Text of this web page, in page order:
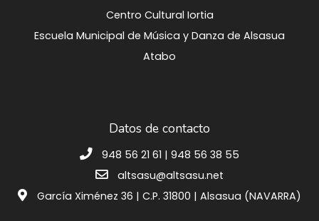
Centro Cultural Iortia
Escuela Municipal de Música y Danza de Alsasua
Atabo
Datos de contacto
948 56 21 61 | 948 56 38 55
altsasu@altsasu.net
García Ximénez 36 | C.P. 31800 | Alsasua (NAVARRA)